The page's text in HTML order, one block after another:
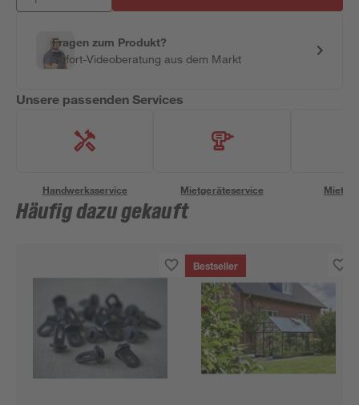
Fragen zum Produkt?
Sofort-Videoberatung aus dem Markt
Unsere passenden Services
Handwerksservice Mietgeräteservice
Häufig dazu gekauft
Bestseller